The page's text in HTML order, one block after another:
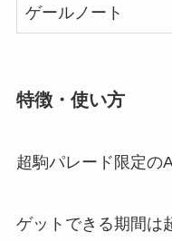
ゲールノート
特徴・使い方
超駒パレード限定の
ゲットできる期間は